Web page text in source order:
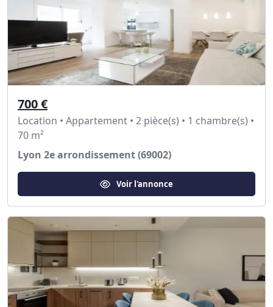
700 €
Location • Appartement • 2 pièce(s) • 1 chambre(s) •
70 m²
Lyon 2e arrondissement (69002)
Voir l'annonce